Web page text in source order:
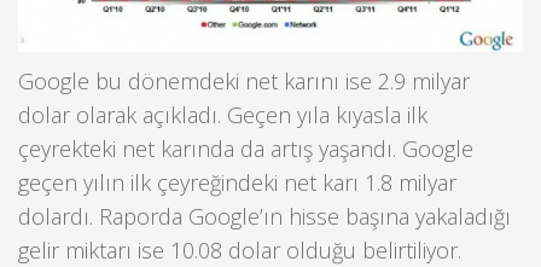
Google bu dönemdeki net karını ise 2.9 milyar
dolar olarak açıkladı. Geçen yıla kıyasla ilk
çeyrekteki net karında da artış yaşandı. Google
geçen yılın ilk çeyreğindeki net karı 1.8 milyar
dolardı. Raporda Google’ın hisse başına yakaladığı
gelir miktarı ise 10.08 dolar olduğu belirtiliyor.